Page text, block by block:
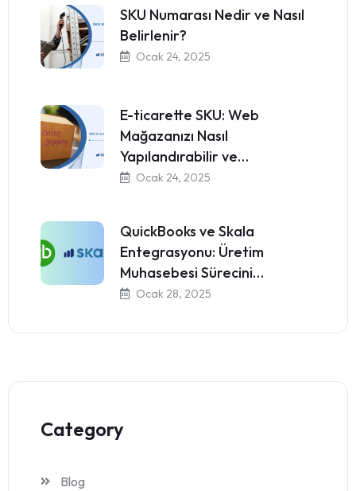
SKU Numarası Nedir ve Nasıl
Belirlenir?
Ocak 24, 2025
E-ticarette SKU: Web
Mağazanızı Nasıl
Yapılandırabilir ve…
Ocak 24, 2025
QuickBooks ve Skala
Entegrasyonu: Üretim
Muhasebesi Sürecini…
Ocak 28, 2025
Category
Blog